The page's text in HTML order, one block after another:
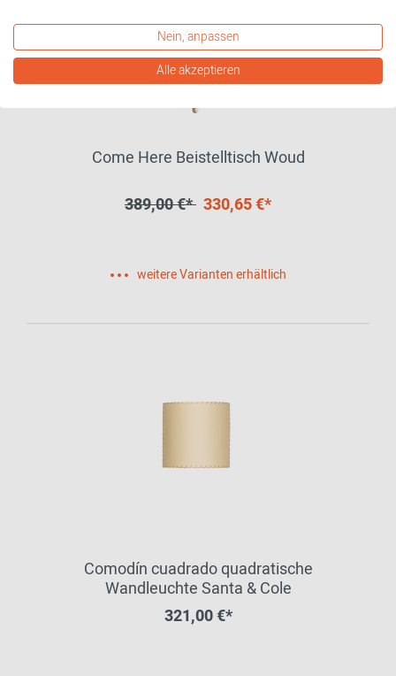
Come Here Beistelltisch Woud
389,00 €* 330,65 €*
weitere Varianten erhältlich
Comodín cuadrado quadratische
Wandleuchte Santa & Cole
321,00 €*
Nein, anpassen
Alle akzeptieren